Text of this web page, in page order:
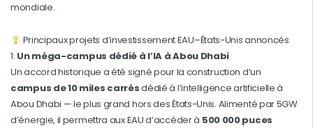
mondiale.
Principaux projets d’investissement EAU–États-Unis annoncés
1. Un méga-campus dédié à l’IA à Abou Dhabi
Un accord historique a été signé pour la construction d’un
campus de 10 miles carrésdédié à l’intelligence artificielle à
Abou Dhabi — le plus grand hors des États-Unis. Alimenté par 5GW
d’énergie, il permettra aux EAU d’accéder à 500 000 puces